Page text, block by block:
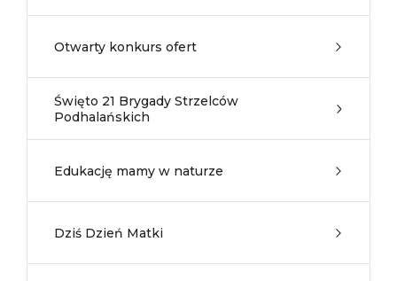
Otwarty konkurs ofert
Święto 21 Brygady Strzelców
Podhalańskich
Edukację mamy w naturze
Dziś Dzień Matki